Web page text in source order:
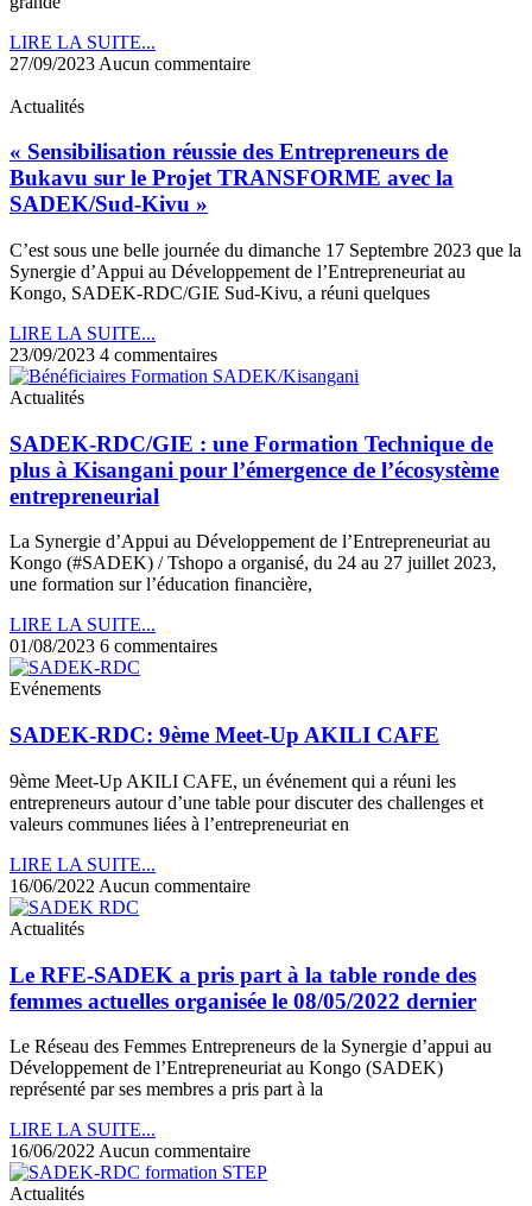
LIRE LA SUITE...
27/09/2023 Aucun commentaire
Actualités
« Sensibilisation réussie des Entrepreneurs de
Bukavu sur le Projet TRANSFORME avec la
SADEK/Sud-Kivu »
C’est sous une belle journée du dimanche 17 Septembre 2023 que la
Synergie d’Appui au Développement de l’Entrepreneuriat au
Kongo, SADEK-RDC/GIE Sud-Kivu, a réuni quelques
LIRE LA SUITE...
23/09/2023 4 commentaires
Actualités
SADEK-RDC/GIE : une Formation Technique de
plus à Kisangani pour l’émergence de l’écosystème
entrepreneurial
La Synergie d’Appui au Développement de l’Entrepreneuriat au
Kongo (#SADEK) / Tshopo a organisé, du 24 au 27 juillet 2023,
une formation sur l’éducation financière,
LIRE LA SUITE...
01/08/2023 6 commentaires
Evénements
SADEK-RDC: 9ème Meet-Up AKILI CAFE
9ème Meet-Up AKILI CAFE, un événement qui a réuni les
entrepreneurs autour d’une table pour discuter des challenges et
valeurs communes liées à l’entrepreneuriat en
LIRE LA SUITE...
16/06/2022 Aucun commentaire
Actualités
Le RFE-SADEK a pris part à la table ronde des
femmes actuelles organisée le 08/05/2022 dernier
Le Réseau des Femmes Entrepreneurs de la Synergie d’appui au
Développement de l’Entrepreneuriat au Kongo (SADEK)
représenté par ses membres a pris part à la
LIRE LA SUITE...
16/06/2022 Aucun commentaire
Actualités